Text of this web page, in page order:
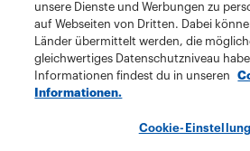
unsere Dienste und Werbungen zu
auf Webseiten von Dritten. Dabei
Länder übermittelt werden, die
gleichwertiges Datenschutzniveau
Informationen findest du in unseren
Informationen.
Cookie-